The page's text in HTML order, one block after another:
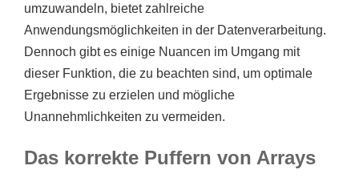
umzuwandeln, bietet zahlreiche
Anwendungsmöglichkeiten in der Datenverarbeitung.
Dennoch gibt es einige Nuancen im Umgang mit
dieser Funktion, die zu beachten sind, um optimale
Ergebnisse zu erzielen und mögliche
Unannehmlichkeiten zu vermeiden.
Das korrekte Puffern von Arrays